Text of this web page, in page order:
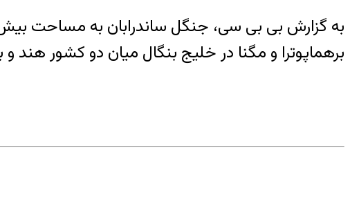
برهماپوترا و مگنا در خلیج بنگال میان دو کشور هند